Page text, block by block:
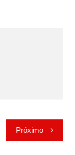
Próximo